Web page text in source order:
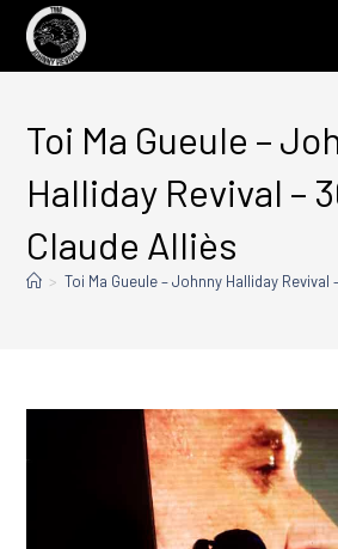
Toi Ma Gueule –
Halliday Revival –
Claude Alliès
> Toi Ma Gueule – Johnny Halliday